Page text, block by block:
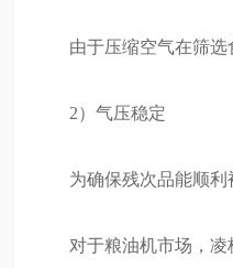
由于压缩空气在筛
2）气压稳定
为确保残次品能顺利
对于粮油机市场，凌